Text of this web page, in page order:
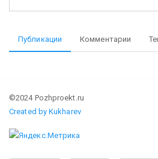
Публикации Комментарии
©2024 Pozhproekt.ru
Created by Kukharev